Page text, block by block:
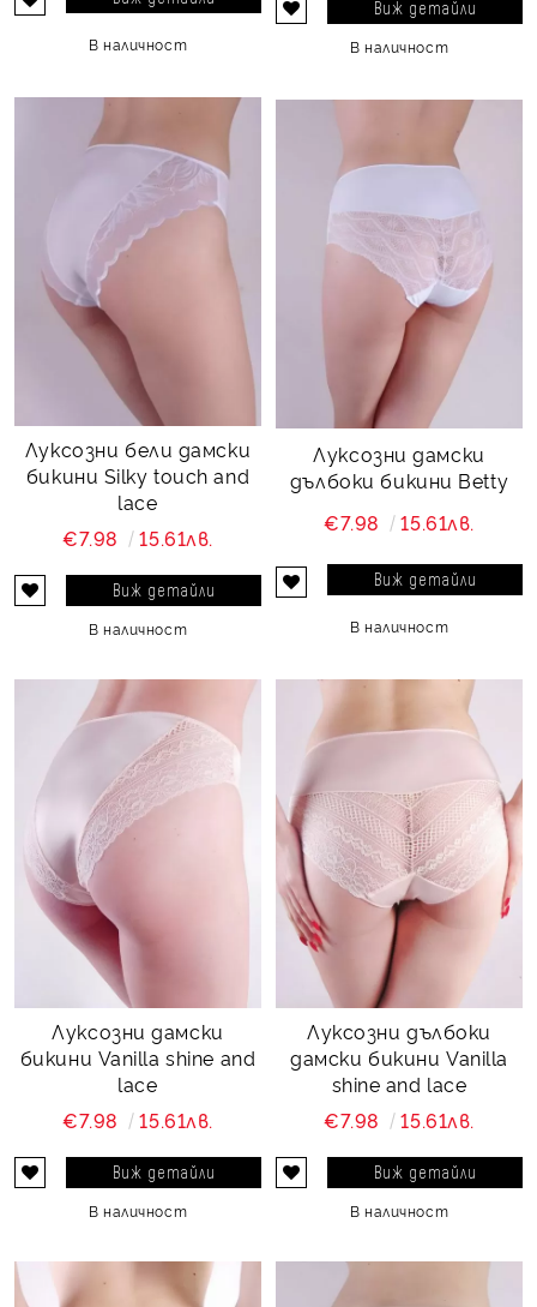
В наличност
Виж детайли
В наличност
Луксозни бели дамски
бикини Silky touch and
lace
€7.98
15.61лв.
Виж детайли
В наличност
Луксозни дамски
дълбоки бикини Betty
€7.98
15.61лв.
Виж детайли
В наличност
Луксозни дамски
бикини Vanilla shine and
lace
€7.98
15.61лв.
Виж детайли
В наличност
Луксозни дълбоки
дамски бикини Vanilla
shine and lace
€7.98
15.61лв.
Виж детайли
В наличност